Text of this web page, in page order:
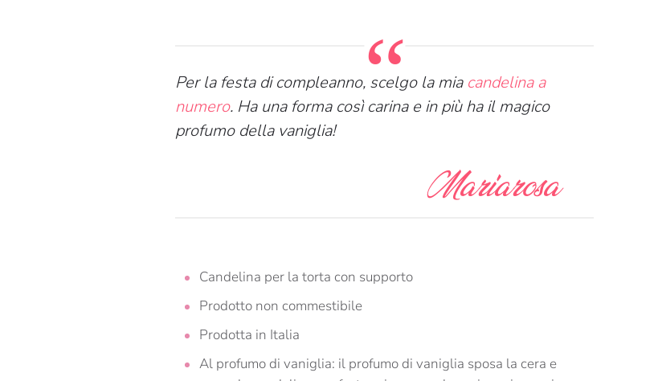
Per la festa di compleanno, scelgo la mia candelina a
numero. Ha una forma così carina e in più ha il magico
profumo della vaniglia!
Mariarosa
Candelina per la torta con supporto
Prodotto non commestibile
Prodotta in Italia
Al profumo di vaniglia: il profumo di vaniglia sposa la cera e